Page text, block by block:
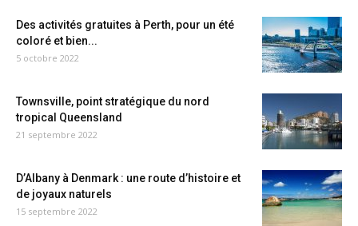
Des activités gratuites à Perth, pour un été
coloré et bien...
5 octobre 2022
Townsville, point stratégique du nord
tropical Queensland
21 septembre 2022
D’Albany à Denmark : une route d’histoire et
de joyaux naturels
15 septembre 2022